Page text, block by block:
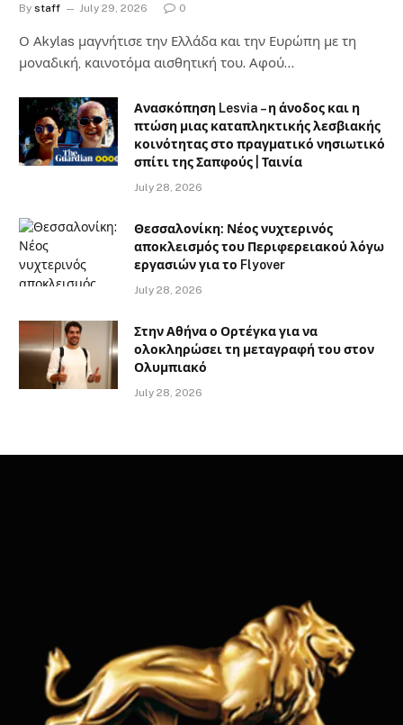
By staff July 29, 2026 0
Ο Αkylas μαγνήτισε την Ελλάδα και την Ευρώπη με τη
μοναδική, καινοτόμα αισθητική του. Αφού…
Ανασκόπηση Lesvia – η άνοδος και η
πτώση μιας καταπληκτικής λεσβιακής
κοινότητας στο πραγματικό νησιωτικό
σπίτι της Σαπφούς | Ταινία
July 28, 2026
Θεσσαλονίκη: Νέος νυχτερινός
αποκλεισμός του Περιφερειακού λόγω
εργασιών για το Flyover
July 28, 2026
Στην Αθήνα ο Ορτέγκα για να
ολοκληρώσει τη μεταγραφή του στον
Ολυμπιακό
July 28, 2026